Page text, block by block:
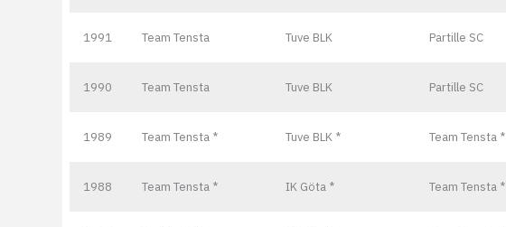
1991 Team Tensta Tuve BLK Partille SC
1990 Team Tensta Tuve BLK Partille SC
1989 Team Tensta * Tuve BLK * Team Tensta *
1988 Team Tensta * IK Göta * Team Tensta *